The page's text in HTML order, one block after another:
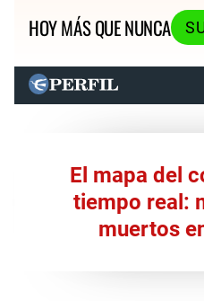
HOY MÁS QUE NUNCA
El mapa del
tiempo real:
muertos